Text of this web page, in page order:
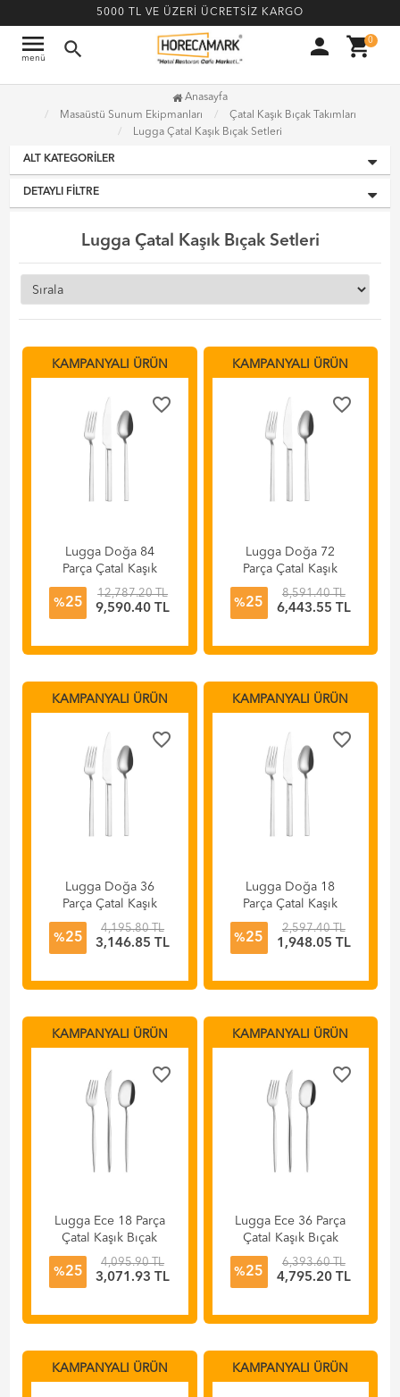
5000 TL VE ÜZERİ ÜCRETSİZ KARGO
menu
menü search person shopping_cart0
Anasayfa
Masaüstü Sunum Ekipmanları
Çatal Kaşık Bıçak Takımları
Lugga Çatal Kaşık Bıçak Setleri
ALT KATEGORILER
DETAYLI FILTRE
Lugga Çatal Kaşık Bıçak Setleri
KAMPANYALI ÜRÜN
favorite_border
Lugga Doğa 84
Parça Çatal Kaşık
Bıçak Takımı
%25
12,787.20 TL
9,590.40 TL
KAMPANYALI ÜRÜN
favorite_border
Lugga Doğa 72
Parça Çatal Kaşık
Bıçak Takımı
%25
8,591.40 TL
6,443.55 TL
KAMPANYALI ÜRÜN
favorite_border
Lugga Doğa 36
Parça Çatal Kaşık
Bıçak Takımı
%25
4,195.80 TL
3,146.85 TL
KAMPANYALI ÜRÜN
favorite_border
Lugga Doğa 18
Parça Çatal Kaşık
Bıçak Takımı
%25
2,597.40 TL
1,948.05 TL
KAMPANYALI ÜRÜN
favorite_border
Lugga Ece 18 Parça
Çatal Kaşık Bıçak
Takımı
%25
4,095.90 TL
3,071.93 TL
KAMPANYALI ÜRÜN
favorite_border
Lugga Ece 36 Parça
Çatal Kaşık Bıçak
Takımı
%25
6,393.60 TL
4,795.20 TL
KAMPANYALI ÜRÜN KAMPANYALI ÜRÜN